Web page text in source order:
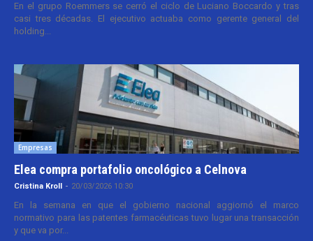
En el grupo Roemmers se cerró el ciclo de Luciano Boccardo y tras
casi tres décadas. El ejecutivo actuaba como gerente general del
holding...
Empresas
Elea compra portafolio oncológico a Celnova
Cristina Kroll - 20/03/2026 10:30
En la semana en que el gobierno nacional aggiornó el marco
normativo para las patentes farmacéuticas tuvo lugar una transacción
y que va por...